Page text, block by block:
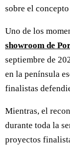
sobre el concepto
Uno de los
showroom de
septiembre de
en la península
finalistas
Mientras, el
durante toda la
proyectos